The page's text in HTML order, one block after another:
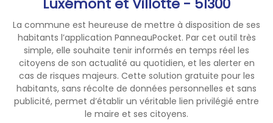
La commune est heureuse de mettre à disposition de ses
habitants l’application PanneauPocket. Par cet outil très
simple, elle souhaite tenir informés en temps réel les
citoyens de son actualité au quotidien, et les alerter en
cas de risques majeurs. Cette solution gratuite pour les
habitants, sans récolte de données personnelles et sans
publicité, permet d’établir un véritable lien privilégié entre
le maire et ses citoyens.
Luxémont-et-Villotte